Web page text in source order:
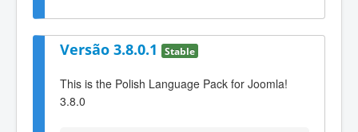
Versão 3.8.0.1 Stable
This is the Polish Language Pack for Joomla!
3.8.0